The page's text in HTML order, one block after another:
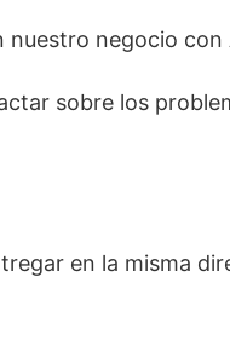
nuestro negocio con
sobre los
en la misma